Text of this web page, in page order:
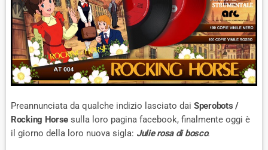
Preannunciata da qualche indizio lasciato dai Sperobots /
Rocking Horse sulla loro pagina facebook, finalmente oggi è
il giorno della loro nuova sigla: Julie rosa di bosco.